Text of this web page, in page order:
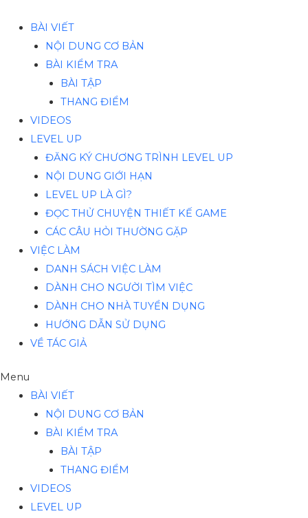
BÀI VIẾT
NỘI DUNG CƠ BẢN
BÀI KIỂM TRA
BÀI TẬP
THANG ĐIỂM
VIDEOS
LEVEL UP
ĐĂNG KÝ CHƯƠNG TRÌNH LEVEL UP
NỘI DUNG GIỚI HẠN
LEVEL UP LÀ GÌ?
ĐỌC THỬ CHUYỆN THIẾT KẾ GAME
CÁC CÂU HỎI THƯỜNG GẶP
VIỆC LÀM
DANH SÁCH VIỆC LÀM
DÀNH CHO NGƯỜI TÌM VIỆC
DÀNH CHO NHÀ TUYỂN DỤNG
HƯỚNG DẪN SỬ DỤNG
VỀ TÁC GIẢ
Menu
BÀI VIẾT
NỘI DUNG CƠ BẢN
BÀI KIỂM TRA
BÀI TẬP
THANG ĐIỂM
VIDEOS
LEVEL UP